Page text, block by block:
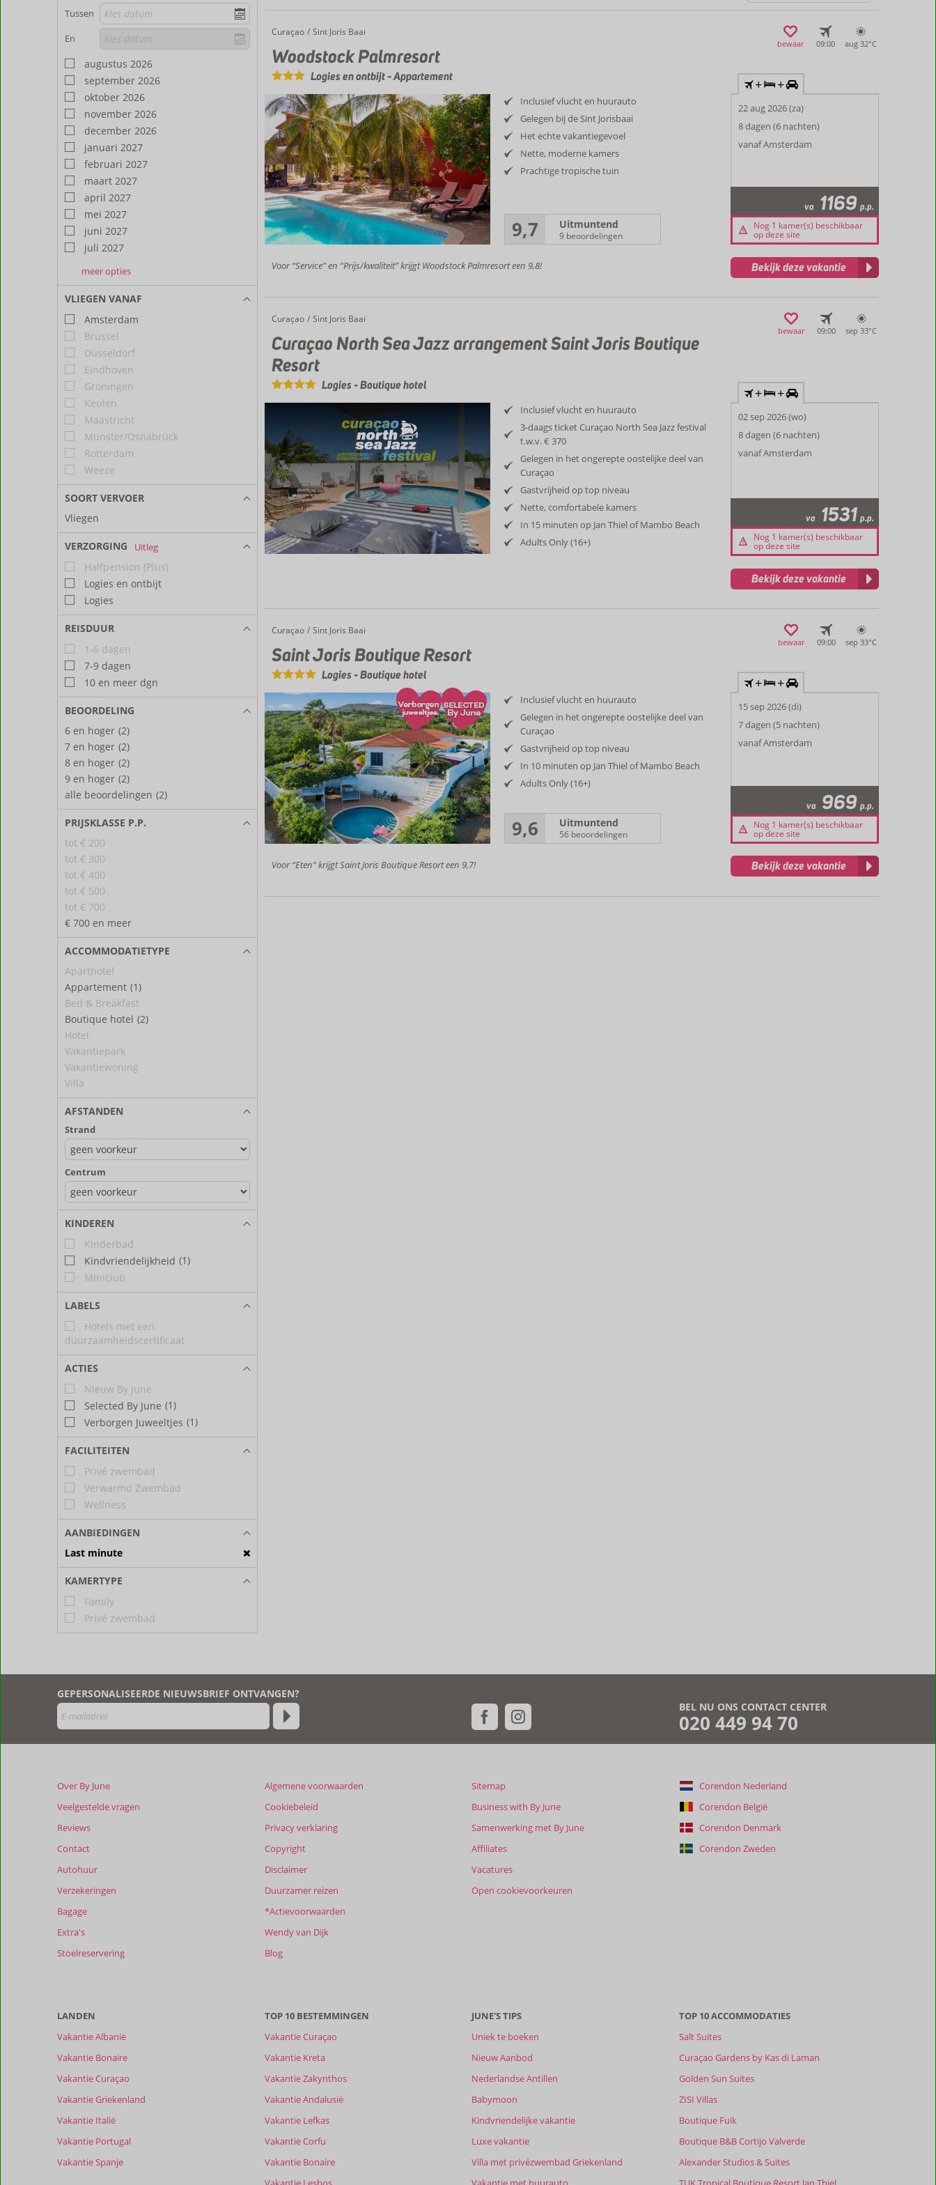
Tussen
En
augustus 2026
september 2026
oktober 2026
november 2026
december 2026
januari 2027
februari 2027
maart 2027
april 2027
mei 2027
juni 2027
juli 2027
augustus
2027
september
2027
oktober
2027
meer opties
VLIEGEN VANAF
Amsterdam
Brussel
Düsseldorf
Eindhoven
Groningen
Keulen
Maastricht
Münster/Osnabrück
Rotterdam
Weeze
SOORT VERVOER
Vliegen
VERZORGING Uitleg
Halfpension (Plus)
Logies en ontbijt
Logies
REISDUUR
1-6 dagen
7-9 dagen
10 en meer dgn
BEOORDELING
6 en hoger (2)
7 en hoger (2)
8 en hoger (2)
9 en hoger (2)
alle beoordelingen (2)
PRIJSKLASSE P.P.
tot € 200
tot € 300
tot € 400
tot € 500
tot € 700
€ 700 en meer
ACCOMMODATIETYPE
Aparthotel
Appartement (1)
Bed & Breakfast
Boutique hotel (2)
Hotel
Vakantiepark
Vakantiewoning
Villa
AFSTANDEN
Strand
Centrum
KINDEREN
Kinderbad
Kindvriendelijkheid (1)
Miniclub
LABELS
Hotels met een
duurzaamheidscertificaat
ACTIES
Nieuw By June
Selected By June (1)
Verborgen Juweeltjes (1)
FACILITEITEN
Privé zwembad
Verwarmd Zwembad
Wellness
AANBIEDINGEN
Last minute
KAMERTYPE
Family
Privé zwembad
Home
Curaçao Sint Joris Baai
Woodstock Palmresort
Woodstock Palmresort
Logies en ontbijt-Appartement
bewaar 09:00 aug 32°C
Inclusief vlucht en huurauto
Gelegen bij de Sint Jorisbaai
Het echte vakantiegevoel
Nette, moderne kamers
Prachtige tropische tuin
9,7 Uitmuntend
9 beoordelingen
+ +
22 aug 2026 (za)
8 dagen (6 nachten)
vanaf Amsterdam
va 1169 p.p.
Nog 1 kamer(s) beschikbaar
op deze site
Voor “Service” en “Prijs/kwaliteit” krijgt Woodstock Palmresort een 9,8! Bekijk deze vakantie
Home
Curaçao Sint Joris Baai
Curaçao North Sea Jazz arrangement Saint Joris Boutique Resort
Curaçao North Sea Jazz arrangement Saint Joris Boutique
Resort
Logies-Boutique hotel
bewaar 09:00 sep 33°C
Inclusief vlucht en huurauto
3-daags ticket Curaçao North Sea Jazz festival
t.w.v. € 370
Gelegen in het ongerepte oostelijke deel van
Curaçao
Gastvrijheid op top niveau
Nette, comfortabele kamers
In 15 minuten op Jan Thiel of Mambo Beach
Adults Only (16+)
+ +
02 sep 2026 (wo)
8 dagen (6 nachten)
vanaf Amsterdam
va 1531 p.p.
Nog 1 kamer(s) beschikbaar
op deze site
Bekijk deze vakantie
Home
Curaçao Sint Joris Baai
Saint Joris Boutique Resort
Saint Joris Boutique Resort
Logies-Boutique hotel
bewaar 09:00 sep 33°C
Inclusief vlucht en huurauto
Gelegen in het ongerepte oostelijke deel van
Curaçao
Gastvrijheid op top niveau
In 10 minuten op Jan Thiel of Mambo Beach
Adults Only (16+)
9,6 Uitmuntend
56 beoordelingen
+ +
15 sep 2026 (di)
7 dagen (5 nachten)
vanaf Amsterdam
va 969 p.p.
Nog 1 kamer(s) beschikbaar
op deze site
Voor “Eten” krijgt Saint Joris Boutique Resort een 9,7! Bekijk deze vakantie
BEL NU ONS CONTACT CENTER
020 449 94 70
GEPERSONALISEERDE NIEUWSBRIEF ONTVANGEN?
Over By June
Veelgestelde vragen
Reviews
Contact
Autohuur
Verzekeringen
Bagage
Extra's
Stoelreservering
Algemene voorwaarden
Cookiebeleid
Privacy verklaring
Copyright
Disclaimer
Duurzamer reizen
*Actievoorwaarden
Wendy van Dijk
Blog
Sitemap
Business with By June
Samenwerking met By June
Affiliates
Vacatures
Open cookievoorkeuren
Corendon Nederland
Corendon België
Corendon Denmark
Corendon Zweden
LANDEN
Vakantie Albanië
Vakantie Bonaire
Vakantie Curaçao
Vakantie Griekenland
Vakantie Italië
Vakantie Portugal
Vakantie Spanje
TOP 10 BESTEMMINGEN
Vakantie Curaçao
Vakantie Kreta
Vakantie Zakynthos
Vakantie Andalusië
Vakantie Lefkas
Vakantie Corfu
Vakantie Bonaire
JUNE'S TIPS
Uniek te boeken
Nieuw Aanbod
Nederlandse Antillen
Babymoon
Kindvriendelijke vakantie
Luxe vakantie
Villa met privézwembad Griekenland
TOP 10 ACCOMMODATIES
Salt Suites
Curaçao Gardens by Kas di Laman
Golden Sun Suites
ZISI Villas
Boutique Fuik
Boutique B&B Cortijo Valverde
Alexander Studios & Suites